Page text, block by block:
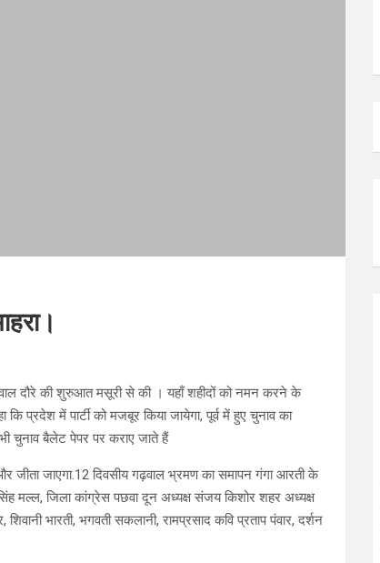
दौरे की शुरुआत मसूरी से की । यहाँ शहीदों को नमन करने के
प्रदेश में पार्टी को मजबूर किया जायेगा, पूर्व में हुए चुनाव का
चुनाव बैलेट पेपर पर कराए जाते हैं
जाएगा.12 दिवसीय गढ़वाल भ्रमण का समापन गंगा आरती के
मल्ल, जिला कांग्रेस पछवा दून अध्यक्ष संजय किशोर शहर अध्यक्ष
भारती, भगवती सकलानी, रामप्रसाद कवि प्रताप पंवार, दर्शन